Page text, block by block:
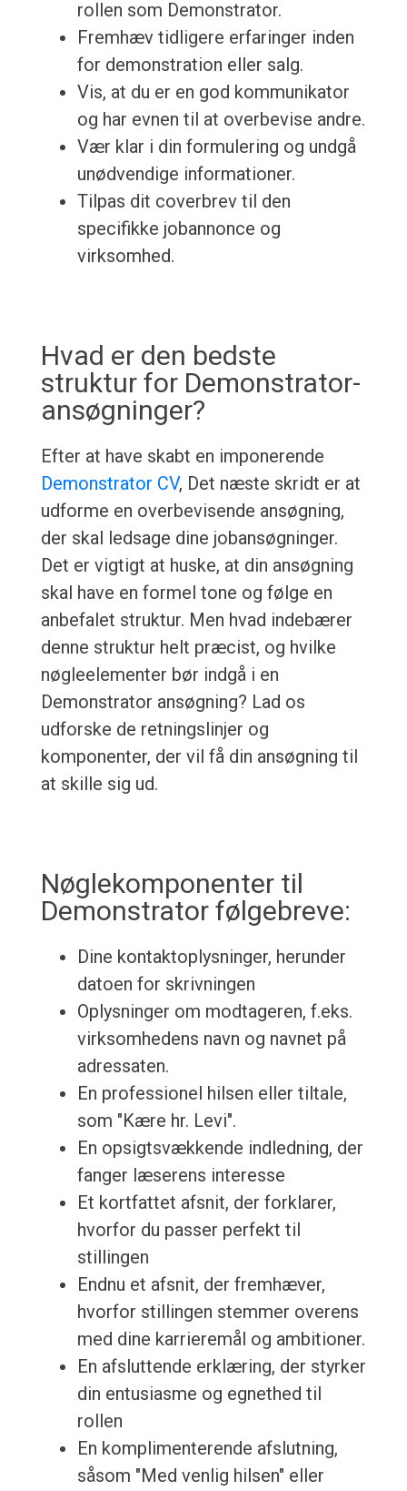
rollen som Demonstrator.
Fremhæv tidligere erfaringer inden
for demonstration eller salg.
Vis, at du er en god kommunikator
og har evnen til at overbevise andre.
Vær klar i din formulering og undgå
unødvendige informationer.
Tilpas dit coverbrev til den
specifikke jobannonce og
virksomhed.
Hvad er den bedste
struktur for Demonstrator-
ansøgninger?
Efter at have skabt en imponerende
Demonstrator CV, Det næste skridt er at
udforme en overbevisende ansøgning,
der skal ledsage dine jobansøgninger.
Det er vigtigt at huske, at din ansøgning
skal have en formel tone og følge en
anbefalet struktur. Men hvad indebærer
denne struktur helt præcist, og hvilke
nøgleelementer bør indgå i en
Demonstrator ansøgning? Lad os
udforske de retningslinjer og
komponenter, der vil få din ansøgning til
at skille sig ud.
Nøglekomponenter til
Demonstrator følgebreve:
Dine kontaktoplysninger, herunder
datoen for skrivningen
Oplysninger om modtageren, f.eks.
virksomhedens navn og navnet på
adressaten.
En professionel hilsen eller tiltale,
som "Kære hr. Levi".
En opsigtsvækkende indledning, der
fanger læserens interesse
Et kortfattet afsnit, der forklarer,
hvorfor du passer perfekt til
stillingen
Endnu et afsnit, der fremhæver,
hvorfor stillingen stemmer overens
med dine karrieremål og ambitioner.
En afsluttende erklæring, der styrker
din entusiasme og egnethed til
rollen
En komplimenterende afslutning,
såsom "Med venlig hilsen" eller